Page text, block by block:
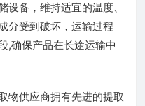
备，维持适宜的温度、
分受到破坏，运输过程
,确保产品在长途运输中
物供应商拥有先进的提取